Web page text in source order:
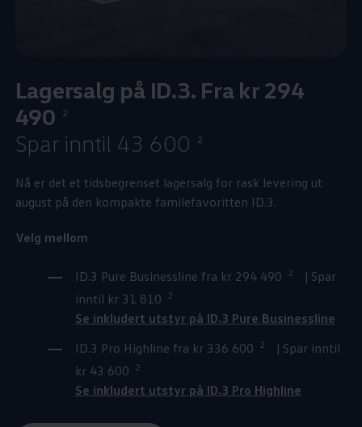
Lagersalg på ID.3. Fra kr 294
490
2
Spar inntil 43 600 2
Nå er det et tidsbegrenset lagersalg for rask levering ut
august på den kompakte familefavoritten ID.3.
Velg mellom
ID.3 Pure Businessline fra kr 294 490 2
| Spar
inntil kr 31 810
2
Se inkludert utstyr på ID.3 Pure Businessline
ID.3 Pro Highline fra kr 336 600
2
| Spar inntil
kr 43 600
2
Se inkludert utstyr på ID.3 Pro Highline